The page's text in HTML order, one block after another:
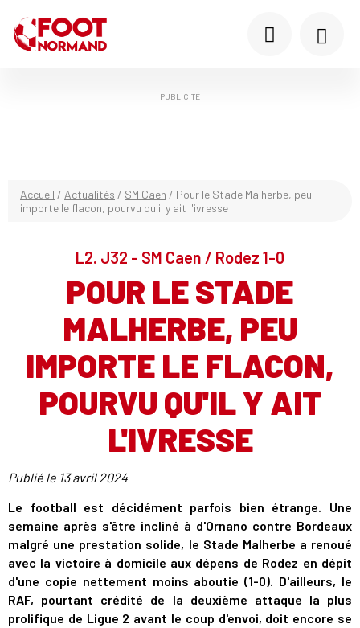
PUBLICITÉ
Accueil / Actualités / SM Caen / Pour le Stade Malherbe, peu
importe le flacon, pourvu qu'il y ait l'ivresse
L2. J32 - SM Caen / Rodez 1-0
POUR LE STADE
MALHERBE, PEU
IMPORTE LE FLACON,
POURVU QU'IL Y AIT
L'IVRESSE
Publié le 13 avril 2024
Le football est décidément parfois bien étrange. Une
semaine après s'être incliné à d'Ornano contre Bordeaux
malgré une prestation solide, le Stade Malherbe a renoué
avec la victoire à domicile aux dépens de Rodez en dépit
d'une copie nettement moins aboutie (1-0). D'ailleurs, le
RAF, pourtant crédité de la deuxième attaque la plus
prolifique de Ligue 2 avant le coup d'envoi, doit encore se